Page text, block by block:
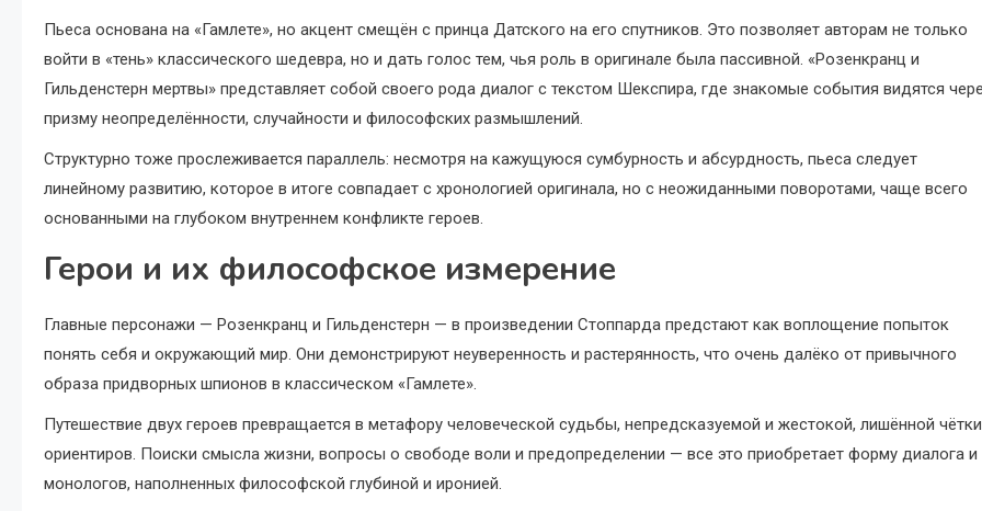
Пьеса основана на «Гамлете», но акцент смещён с принца Датского на его спутников. Это позволяет авторам не только
войти в «тень» классического шедевра, но и дать голос тем, чья роль в оригинале была пассивной. «Розенкранц и
Гильденстерн мертвы» представляет собой своего рода диалог с текстом Шекспира, где знакомые события видятся
призму неопределённости, случайности и философских размышлений.
Структурно тоже прослеживается параллель: несмотря на кажущуюся сумбурность и абсурдность, пьеса следует
линейному развитию, которое в итоге совпадает с хронологией оригинала, но с неожиданными поворотами, чаще всего
основанными на глубоком внутреннем конфликте героев.
Герои и их философское измерение
Главные персонажи — Розенкранц и Гильденстерн — в произведении Стоппарда предстают как воплощение попыток
понять себя и окружающий мир. Они демонстрируют неуверенность и растерянность, что очень далёко от привычного
образа придворных шпионов в классическом «Гамлете».
Путешествие двух героев превращается в метафору человеческой судьбы, непредсказуемой и жестокой, лишённой
ориентиров. Поиски смысла жизни, вопросы о свободе воли и предопределении — все это приобретает форму диалога и
монологов, наполненных философской глубиной и иронией.